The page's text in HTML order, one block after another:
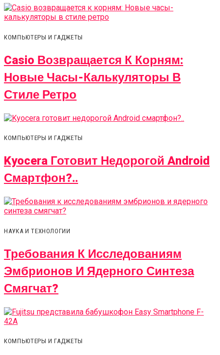
КОМПЬЮТЕРЫ И ГАДЖЕТЫ
Casio Возвращается К Корням:
Новые Часы-Калькуляторы В
Стиле Ретро
КОМПЬЮТЕРЫ И ГАДЖЕТЫ
Kyocera Готовит Недорогой Android
Смартфон?..
НАУКА И ТЕХНОЛОГИИ
Требования К Исследованиям
Эмбрионов И Ядерного Синтеза
Смягчат?
КОМПЬЮТЕРЫ И ГАДЖЕТЫ